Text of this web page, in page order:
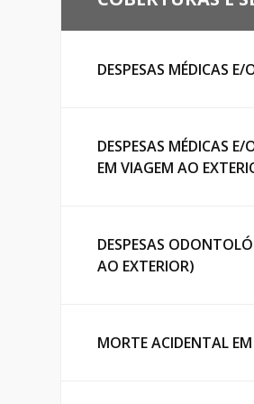
suporte
Seguro
Cobertura
Seguro
Seguro viagem
Viaje tranquilo por
de Schengen.
Cobertura ágil e
ITA Seguro
Universal
DESPESAS MÉDICAS
DESPESAS MÉDICAS
EM VIAGEM AO
DESPESAS
AO EXTERIOR)
MORTE ACIDENTAL